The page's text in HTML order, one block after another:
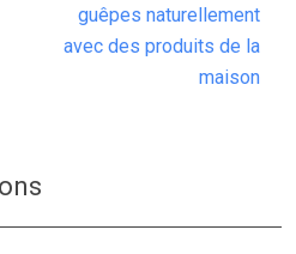
guêpes naturellement
avec des produits de la
maison